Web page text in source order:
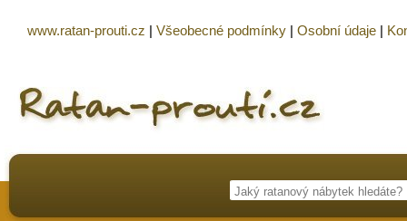
www.ratan-prouti.cz | Všeobecné podmínky | Osobní údaje |